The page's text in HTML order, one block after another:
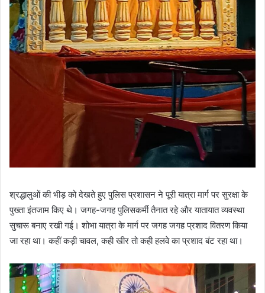
श्रद्धालुओं की भीड़ को देखते हुए पुलिस प्रशासन ने पूरी यात्रा मार्ग पर सुरक्षा के
पुख्ता इंतजाम किए थे। जगह-जगह पुलिसकर्मी तैनात रहे और यातायात व्यवस्था
सुचारू बनाए रखी गई। शोभा यात्रा के मार्ग पर जगह जगह प्रशाद वितरण किया
जा रहा था। कहीं कड़ी चावल, कही खीर तो कही हलवे का प्रशाद बंट रहा था।